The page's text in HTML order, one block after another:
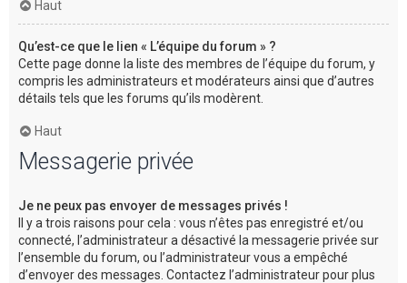
Haut
Qu’est-ce que le lien « L’équipe du forum » ?
Cette page donne la liste des membres de l’équipe du forum, y
compris les administrateurs et modérateurs ainsi que d’autres
détails tels que les forums qu’ils modèrent.
Haut
Messagerie privée
Je ne peux pas envoyer de messages privés !
Il y a trois raisons pour cela : vous n’êtes pas enregistré et/ou
connecté, l’administrateur a désactivé la messagerie privée sur
l’ensemble du forum, ou l’administrateur vous a empêché
d’envoyer des messages. Contactez l’administrateur pour plus